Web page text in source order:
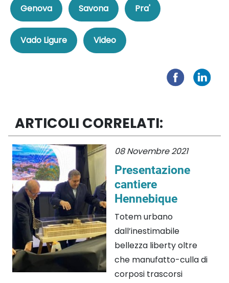
Genova Savona Pra'
Vado Ligure Video
ARTICOLI CORRELATI:
08 Novembre 2021
Presentazione
cantiere
Hennebique
Totem urbano
dall’inestimabile
bellezza liberty oltre
che manufatto-culla di
corposi trascorsi